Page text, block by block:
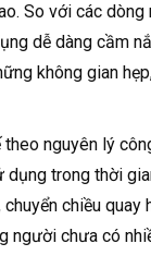
So với các
dễ dàng cầm
không gian
nguyên lý
dụng trong thời
chiều
người chưa có